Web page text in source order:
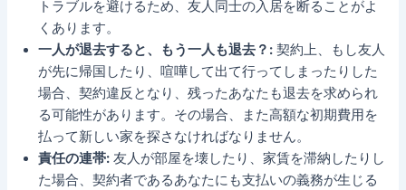
トラブルを避けるため、友人同士の入居を断ることがよ
くあります。
一人が退去すると、もう一人も退去？: 契約上、もし友人
が先に帰国したり、喧嘩して出て行ってしまったりした
場合、契約違反となり、残ったあなたも退去を求められ
る可能性があります。その場合、また高額な初期費用を
払って新しい家を探さなければなりません。
責任の連帯: 友人が部屋を壊したり、家賃を滞納したりし
た場合、契約者であるあなたにも支払いの義務が生じる